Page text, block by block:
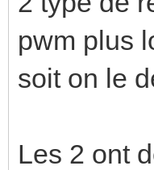
pwm plus
soit on le
Les 2 ont